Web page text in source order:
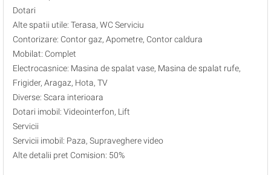
Dotari
Alte spatii utile: Terasa, WC Serviciu
Contorizare: Contor gaz, Apometre, Contor caldura
Mobilat: Complet
Electrocasnice: Masina de spalat vase, Masina de spalat rufe,
Frigider, Aragaz, Hota, TV
Diverse: Scara interioara
Dotari imobil: Videointerfon, Lift
Servicii
Servicii imobil: Paza, Supraveghere video
Alte detalii pret Comision: 50%